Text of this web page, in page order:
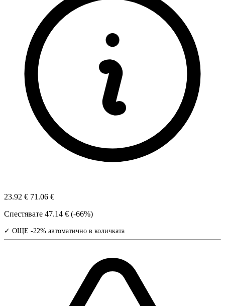
23.92 € 71.06 €
Спестявате 47.14 € (-66%)
✓ ОЩЕ -22% автоматично в количката